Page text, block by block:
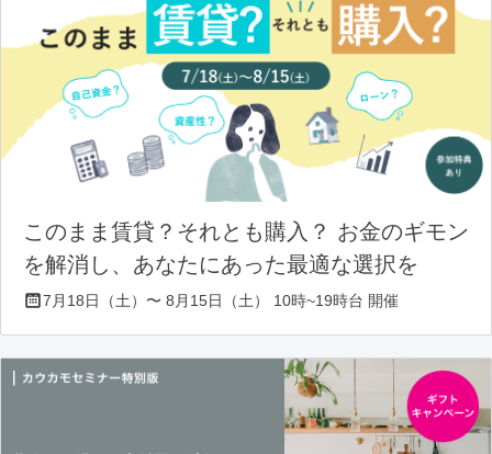
このまま賃貸？それとも購入？ お金のギモン
を解消し、あなたにあった最適な選択を
7月18日（土）〜 8月15日（土） 10時~19時台 開催